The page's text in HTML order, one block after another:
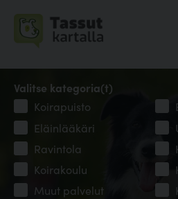
Valitse kategoria(t)
Koirapuisto
Eläinlääkäri
Ravintola
Koirakoulu
Muut palvelut